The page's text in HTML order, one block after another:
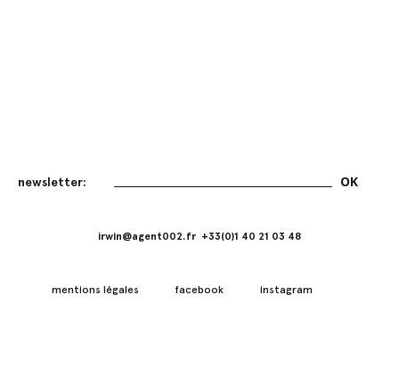
irwin@agent002.fr +33(0)1 40 21 03 48
mentions légales facebook instagram